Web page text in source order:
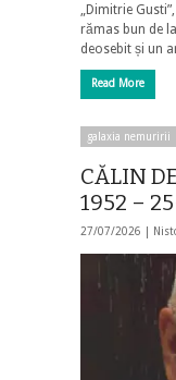
„Dimitrie
rămas bun de
deosebit și un
Read More
galaxia nemuririi
CĂLIN
1952 –
27/07/2026 |